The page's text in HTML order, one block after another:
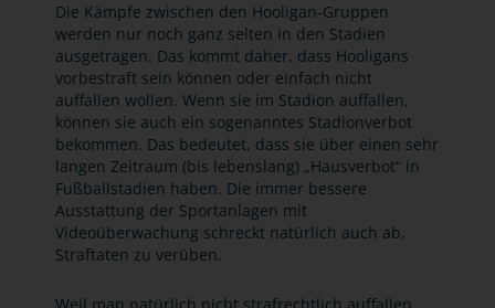
Die Kämpfe zwischen den Hooligan-Gruppen
werden nur noch ganz selten in den Stadien
ausgetragen. Das kommt daher, dass Hooligans
vorbestraft sein können oder einfach nicht
auffallen wollen. Wenn sie im Stadion auffallen,
können sie auch ein sogenanntes Stadionverbot
bekommen. Das bedeutet, dass sie über einen sehr
langen Zeitraum (bis lebenslang) „Hausverbot“ in
Fußballstadien haben. Die immer bessere
Ausstattung der Sportanlagen mit
Videoüberwachung schreckt natürlich auch ab,
Straftaten zu verüben.